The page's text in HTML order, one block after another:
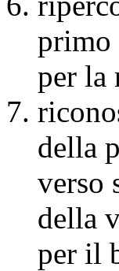
primo
per la
della
verso
della
per il